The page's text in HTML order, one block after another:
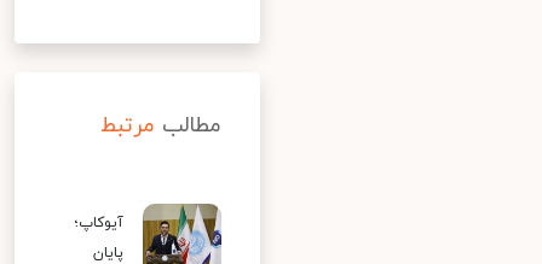
مطالب مرتبط
آیوکاپ؛
پایان